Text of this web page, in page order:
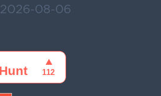
2026-08-06